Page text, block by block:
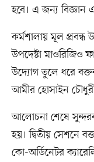
হবে। এ জন্য বিজ্ঞান
কর্মশালায় মূল
উপদেষ্টা মাওরিজিও
উদ্যোগ তুলে ধরে
আমীর হোসাইন
আলোচনা শেষে
হয়। দ্বিতীয় সেশনে
কো-অর্ডিনেটর